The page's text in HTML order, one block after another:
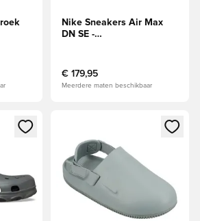
Nike Sneakers Air Max
DN SE -
€ 179,95
Meerdere maten beschikbaar
om in te loggen of je aan te melden als
Opent een venster om in te